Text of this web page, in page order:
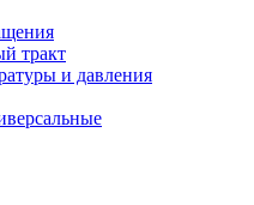
тракт
и давления